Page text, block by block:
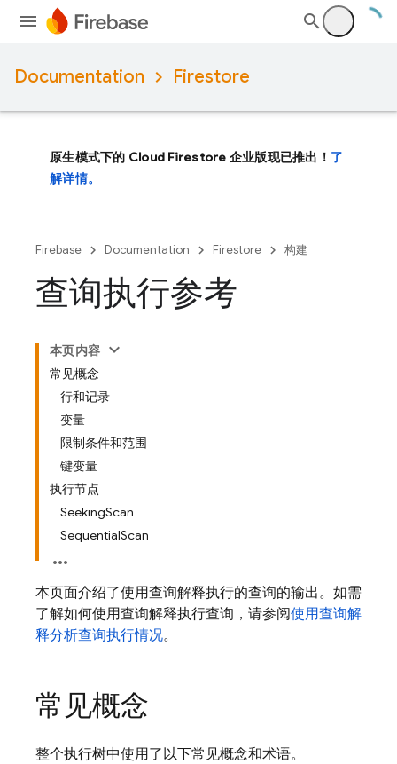
Documentation Firestore
原生模式下的 Cloud Firestore 企业版现已推出！ 了
解详情。
Firebase Documentation Firestore 构建
查询执行参考
本页内容
常见概念
行和记录
变量
限制条件和范围
键变量
执行节点
SeekingScan
SequentialScan
本页面介绍了使用查询解释执行的查询的输出。如需
了解如何使用查询解释执行查询，请参阅使用查询解
释分析查询执行情况。
常见概念
整个执行树中使用了以下常见概念和术语。